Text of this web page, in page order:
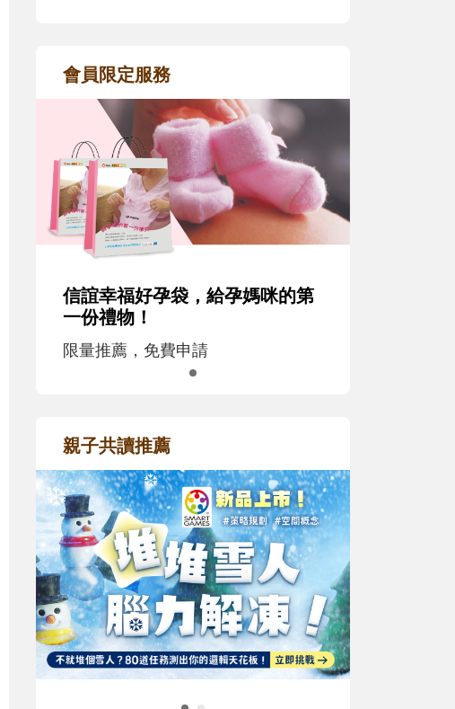
會員限定服務
信誼幸福好孕袋，給孕媽咪的第
一份禮物！
限量推薦，免費申請
親子共讀推薦
最新活動